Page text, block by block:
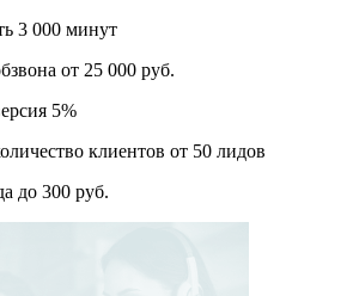
3 000 минут
от 25 000 руб.
5%
клиентов от 50 лидов
до 300 руб.